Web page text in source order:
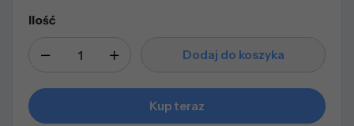
Ilość
Dodaj do koszyka
Kup teraz